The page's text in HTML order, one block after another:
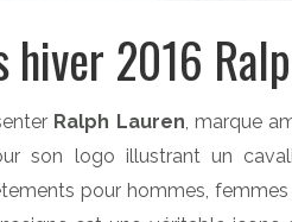
hiver 2016
Ralph Lauren , marque
son logo illustrant un
pour hommes,